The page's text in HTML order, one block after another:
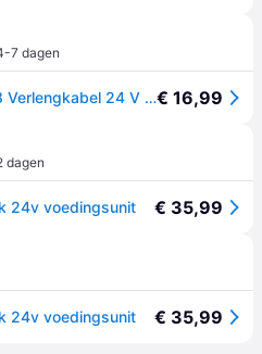
7 dagen
Philips LED 8720169269378 Verlengkabel 24 V Zwart€ 16,99
dagen
24v voedingsunit € 35,99
24v voedingsunit € 35,99